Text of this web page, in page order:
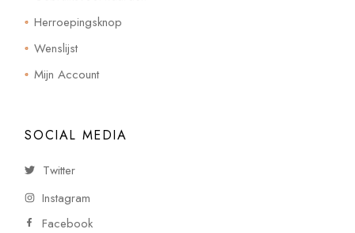
Herroepingsknop
Wenslijst
Mijn Account
SOCIAL MEDIA
Twitter
Instagram
Facebook